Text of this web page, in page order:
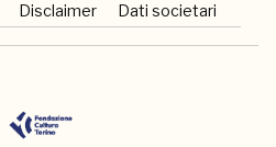
Disclaimer Dati societari